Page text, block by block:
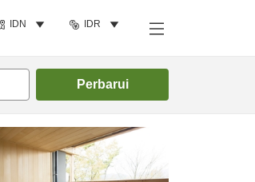
IDN IDR
Perbarui
Cari kamar